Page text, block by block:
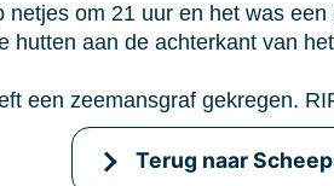
om 21 uur en het was
hutten aan de achterkant van
een zeemansgraf gekregen.
Terug naar